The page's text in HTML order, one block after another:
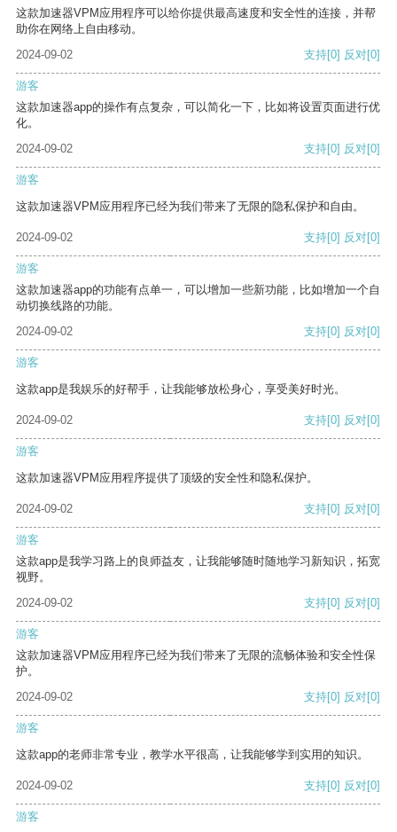
这款加速器VPM应用程序可以给你提供最高速度和安全性的连接，并帮
助你在网络上自由移动。
2024-09-02
支持[0] 反对[0]
游客
这款加速器app的操作有点复杂，可以简化一下，比如将设置页面进行优
化。
2024-09-02
支持[0] 反对[0]
游客
这款加速器VPM应用程序已经为我们带来了无限的隐私保护和自由。
2024-09-02 支持[0] 反对[0]
游客
这款加速器app的功能有点单一，可以增加一些新功能，比如增加一个自
动切换线路的功能。
2024-09-02
支持[0] 反对[0]
游客
这款app是我娱乐的好帮手，让我能够放松身心，享受美好时光。
2024-09-02 支持[0] 反对[0]
游客
这款加速器VPM应用程序提供了顶级的安全性和隐私保护。
2024-09-02 支持[0] 反对[0]
游客
这款app是我学习路上的良师益友，让我能够随时随地学习新知识，拓宽
视野。
2024-09-02
支持[0] 反对[0]
游客
这款加速器VPM应用程序已经为我们带来了无限的流畅体验和安全性保
护。
2024-09-02
支持[0] 反对[0]
游客
这款app的老师非常专业，教学水平很高，让我能够学到实用的知识。
2024-09-02 支持[0] 反对[0]
游客